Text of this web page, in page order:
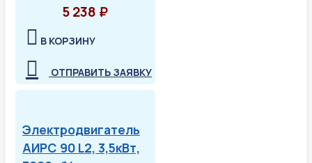
5 238 ₽
В КОРЗИНУ
ОТПРАВИТЬ ЗАЯВКУ
Электродвигатель
АИРС 90 L2, 3,5кВт,